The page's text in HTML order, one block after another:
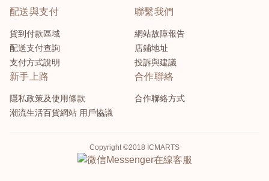
配送與支付
貨到付款區域
配送支付查詢
支付方式說明
聯繫我們
網站故障報告
店鋪地址
投訴與建議
新手上路
隱私政策及使用條款
潮流生活百貨網站 用戶協議
合作聯絡
合作聯絡方式
Copyright ©2018 ICMARTS
Messenger在線客服